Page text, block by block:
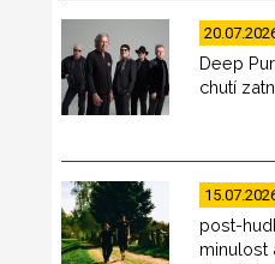
Deep
chutí
post-
minulost